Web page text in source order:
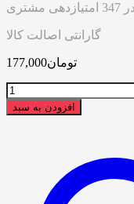
347 امتیازدهی مشتری
گارانتی اصالت کالا
تومان177,000
تعداد
افزودن به سبد